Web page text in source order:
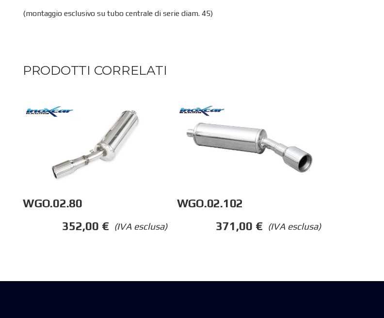
(montaggio esclusivo su tubo centrale di serie diam. 45)
PRODOTTI CORRELATI
WGO.02.80
(IVA esclusa)
352,00 €
WGO.02.102
(IVA esclusa)
371,00 €